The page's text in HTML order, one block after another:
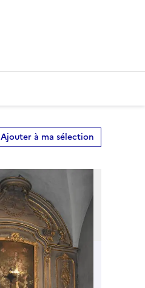
Ajouter à ma sélection